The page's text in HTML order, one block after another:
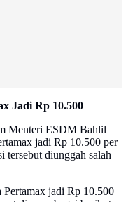
Jadi Rp 10.500
Menteri ESDM Bahlil
jadi Rp 10.500 per
tersebut diunggah salah
jadi Rp 10.500